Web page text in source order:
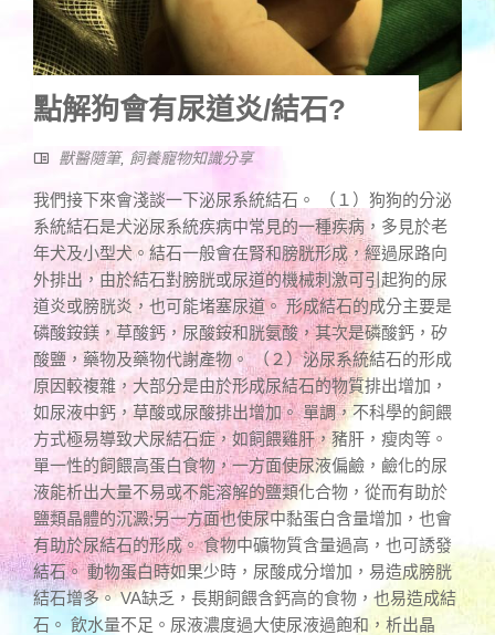
點解狗會有尿道炎/結石?
獸醫隨筆, 飼養寵物知識分享
我們接下來會淺談一下泌尿系統結石。 （１）狗狗的分泌
系統結石是犬泌尿系統疾病中常見的一種疾病，多見於老
年犬及小型犬。結石一般會在腎和膀胱形成，經過尿路向
外排出，由於結石對膀胱或尿道的機械刺激可引起狗的尿
道炎或膀胱炎，也可能堵塞尿道。 形成結石的成分主要是
磷酸銨鎂，草酸鈣，尿酸銨和胱氨酸，其次是磷酸鈣，矽
酸鹽，藥物及藥物代謝產物。 （２）泌尿系統結石的形成
原因較複雜，大部分是由於形成尿結石的物質排出增加，
如尿液中鈣，草酸或尿酸排出增加。 單調，不科學的飼餵
方式極易導致犬尿結石症，如飼餵雞肝，豬肝，瘦肉等。
單一性的飼餵高蛋白食物，一方面使尿液偏鹼，鹼化的尿
液能析出大量不易或不能溶解的鹽類化合物，從而有助於
鹽類晶體的沉澱;另一方面也使尿中黏蛋白含量增加，也會
有助於尿結石的形成。 食物中礦物質含量過高，也可誘發
結石。 動物蛋白時如果少時，尿酸成分增加，易造成膀胱
結石增多。 VA缺乏，長期飼餵含鈣高的食物，也易造成結
石。 飲水量不足。尿液濃度過大使尿液過飽和，析出晶